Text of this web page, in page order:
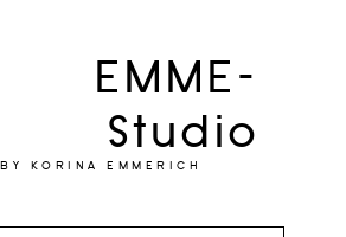
EMME-
Studio
BY KORINA EMMERICH